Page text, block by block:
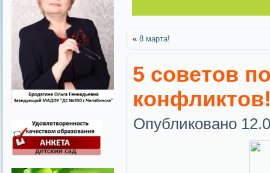
« 8 марта!
5 советов
Опубликовано